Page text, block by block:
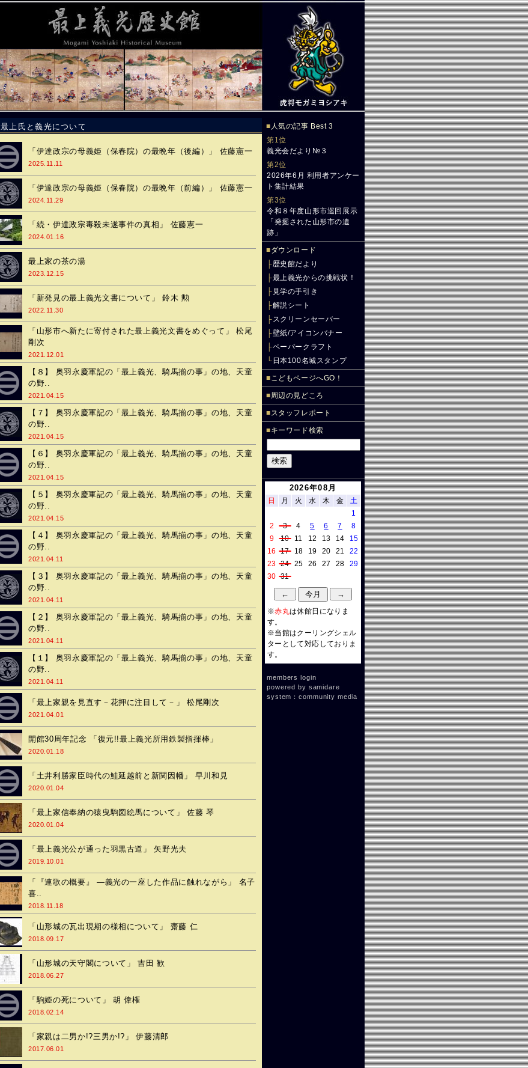
最上氏と義光について
「伊達政宗の母義姫（保春院）の最晩年（後編）」 佐藤憲一
2025.11.11
「伊達政宗の母義姫（保春院）の最晩年（前編）」 佐藤憲一
2024.11.29
「続・伊達政宗毒殺未遂事件の真相」 佐藤憲一
2024.01.16
最上家の茶の湯
2023.12.15
「新発見の最上義光文書について」 鈴木 勲
2022.11.30
「山形市へ新たに寄付された最上義光文書をめぐって」 松尾
剛次
2021.12.01
【８】 奥羽永慶軍記の「最上義光、騎馬揃の事」の地、天童
の野..
2021.04.15
【７】 奥羽永慶軍記の「最上義光、騎馬揃の事」の地、天童
の野..
2021.04.15
【６】 奥羽永慶軍記の「最上義光、騎馬揃の事」の地、天童
の野..
2021.04.15
【５】 奥羽永慶軍記の「最上義光、騎馬揃の事」の地、天童
の野..
2021.04.15
【４】 奥羽永慶軍記の「最上義光、騎馬揃の事」の地、天童
の野..
2021.04.11
【３】 奥羽永慶軍記の「最上義光、騎馬揃の事」の地、天童
の野..
2021.04.11
【２】 奥羽永慶軍記の「最上義光、騎馬揃の事」の地、天童
の野..
2021.04.11
【１】 奥羽永慶軍記の「最上義光、騎馬揃の事」の地、天童
の野..
2021.04.11
「最上家親を見直す－花押に注目して－」 松尾剛次
2021.04.01
開館30周年記念 「復元!!最上義光所用鉄製指揮棒」
2020.01.18
「土井利勝家臣時代の鮭延越前と新関因幡」 早川和見
2020.01.04
「最上家信奉納の猿曳駒図絵馬について」 佐藤 琴
2020.01.04
「最上義光公が通った羽黒古道」 矢野光夫
2019.10.01
「『連歌の概要』 ―義光の一座した作品に触れながら」 名子
喜..
2018.11.18
「山形城の瓦出現期の様相について」 齋藤 仁
2018.09.17
「山形城の天守閣について」 吉田 歓
2018.06.27
「駒姫の死について」 胡 偉権
2018.02.14
「家親は二男か!?三男か!?」 伊藤清郎
2017.06.01
■ 人気の記事 Best 3
第1位
義光会だより№３
第2位
2026年6月 利用者アンケー
ト集計結果
第3位
令和８年度山形市巡回展示
「発掘された山形市の遺
跡」
■ダウンロード
├歴史館だより
├最上義光からの挑戦状！
├ 見学の手引き
├解説シート
├スクリーンセーバー
├壁紙/アイコンバナー
├ペーパークラフト
└ 日本100名城スタンプ
■こどもページへGO！
■周辺の見どころ
■スタッフレポート
■キーワード検索
2026年08月
日 月 火 水 木 金
土
1
2
3 4 5 6 7
8
9
10 11 12 13 14
15
16
17 18 19 20 21
22
23 24 25 26 27 28
29
30 31
※赤丸は休館日になりま
す。
※当館はクーリングシェル
ターとして対応しておりま
す。
members login
powered by samidare
system：community media